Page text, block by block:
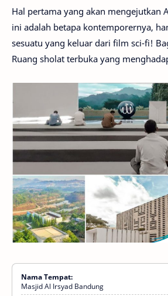
Hal pertama yang akan mengejutkan
ini adalah betapa kontemporernya,
sesuatu yang keluar dari film sci-fi!
Ruang sholat terbuka yang
Nama Tempat:
Masjid Al Irsyad Bandung